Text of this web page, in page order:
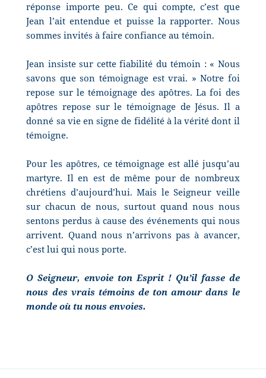
réponse importe peu. Ce qui compte, c’est que
Jean l’ait entendue et puisse la rapporter. Nous
sommes invités à faire confiance au témoin.
Jean insiste sur cette fiabilité du témoin : « Nous
savons que son témoignage est vrai. » Notre foi
repose sur le témoignage des apôtres. La foi des
apôtres repose sur le témoignage de Jésus. Il a
donné sa vie en signe de fidélité à la vérité dont il
témoigne.
Pour les apôtres, ce témoignage est allé jusqu’au
martyre. Il en est de même pour de nombreux
chrétiens d’aujourd’hui. Mais le Seigneur veille
sur chacun de nous, surtout quand nous nous
sentons perdus à cause des événements qui nous
arrivent. Quand nous n’arrivons pas à avancer,
c’est lui qui nous porte.
O Seigneur, envoie ton Esprit ! Qu’il fasse de
nous des vrais témoins de ton amour dans le
monde où tu nous envoies.